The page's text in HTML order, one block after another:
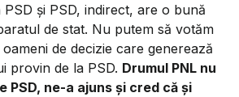
și PSD, indirect, are o bună
de stat. Nu putem să votăm
de decizie care generează
provin de la PSD. Drumul PNL nu
PSD, ne-a ajuns și cred că și